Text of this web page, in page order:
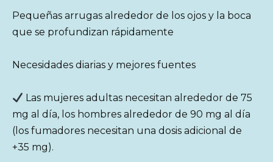
Pequeñas arrugas alrededor de los ojos y la boca
que se profundizan rápidamente
Necesidades diarias y mejores fuentes
Las mujeres adultas necesitan alrededor de 75
mg al día, los hombres alrededor de 90 mg al día
(los fumadores necesitan una dosis adicional de
+35 mg).